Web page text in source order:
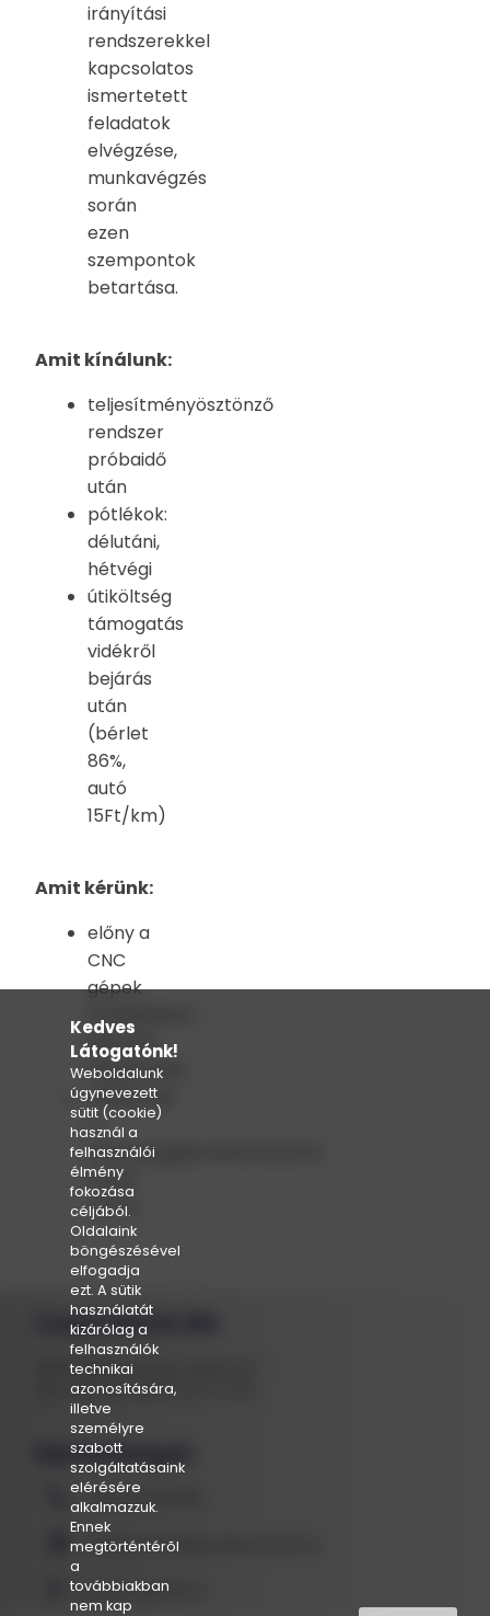
irányítási
rendszerekkel
kapcsolatos
ismertetett
feladatok
elvégzése,
munkavégzés
során
ezen
szempontok
betartása.
Amit kínálunk:
teljesítményösztönző
rendszer
próbaidő
után
pótlékok:
délutáni,
hétvégi
útiköltség
támogatás
vidékről
bejárás
után
(bérlet
86%,
autó
15Ft/km)
Amit kérünk:
előny a
CNC
gépek
kezelésében
szerzett
tapasztalat
önéletrajz
a
munkaugy@csabametal.hu
email
címre
Csaba Metál ZRt.
5600 Békéscsaba, Kerek 637.
GPS: 46° 38' 46.9"N 21° 3' 9.1"E
Elérhetőségek
+36 66 430 881
csabametal@csabametal.hu
Csaba Metál Zrt.
Kedves
Látogatónk!
Weboldalunk
úgynevezett
sütit (cookie)
használ a
felhasználói
élmény
fokozása
céljából.
Oldalaink
böngészésével
elfogadja
ezt. A sütik
használatát
kizárólag a
felhasználók
technikai
azonosítására,
illetve
személyre
szabott
szolgáltatásaink
elérésére
alkalmazzuk.
Ennek
megtörténtérõl
a
továbbiakban
nem kap